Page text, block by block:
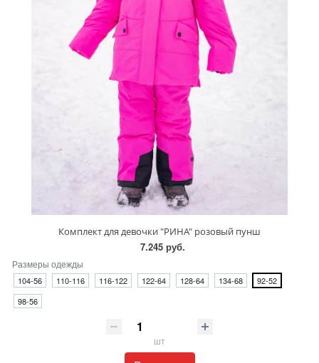
Комплект для девочки "РИНА" розовый пунш
7.245 руб.
Размеры одежды
104-56 110-116 116-122 122-64 128-64 134-68
92-52
98-56
шт